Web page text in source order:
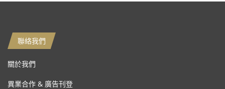
聯絡我們
關於我們
異業合作 & 廣告刊登